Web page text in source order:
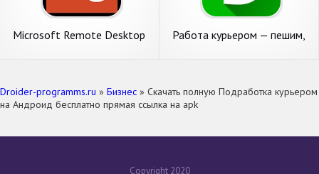
Microsoft Remote Desktop
Работа курьером — пешим,
Droider-programms.ru » Бизнес » Скачать полную Подработка курьером
на Андроид бесплатно прямая ссылка на apk
Copyright 2020